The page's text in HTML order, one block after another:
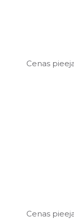
Cenas
Cenas